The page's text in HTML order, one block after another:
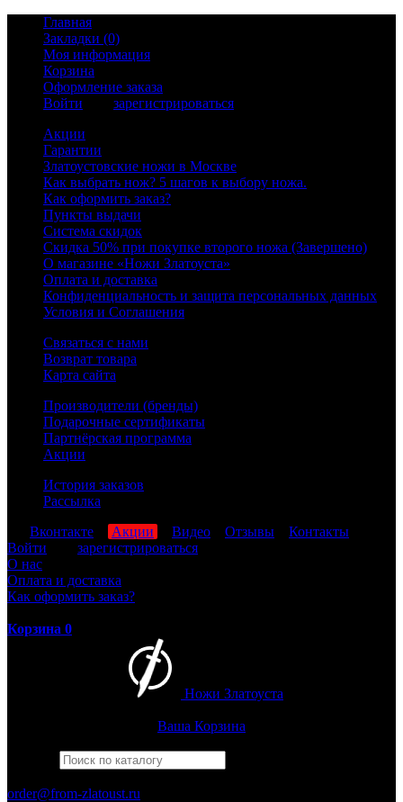
Главная
Закладки (0)
Моя информация
Корзина
Оформление заказа
Войти
зарегистрироваться
Акции
Гарантии
Златоустовские ножи в Москве
Как выбрать нож? 5 шагов к выбору ножа.
Как оформить заказ?
Пункты выдачи
Система скидок
Скидка 50% при покупке второго ножа (Завершено)
О магазине «Ножи Златоуста»
Оплата и доставка
Конфиденциальность и защита персональных данных
Условия и Соглашения
Связаться с нами
Возврат товара
Карта сайта
Производители (бренды)
Подарочные сертификаты
Партнёрская программа
Акции
История заказов
Рассылка
Вконтакте Акции Видео Отзывы
Контакты
Войти
зарегистрироваться
О нас
Оплата и доставка
Как оформить заказ?
Корзина 0
Ножи Златоуста
Ваша Корзина
order@from-zlatoust.ru